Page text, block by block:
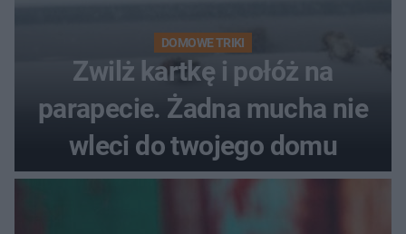
DOMOWE TRIKI
Zwilż kartkę i połóż na
parapecie. Żadna mucha nie
wleci do twojego domu